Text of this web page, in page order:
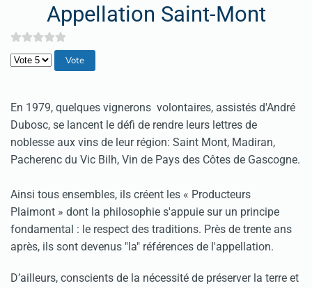
Appellation Saint-Mont
Veuillez voter
En 1979, quelques vignerons volontaires, assistés d'André
Dubosc, se lancent le défi de rendre leurs lettres de
noblesse aux vins de leur région: Saint Mont, Madiran,
Pacherenc du Vic Bilh, Vin de Pays des Côtes de Gascogne.
Ainsi tous ensembles, ils créent les « Producteurs
Plaimont » dont la philosophie s'appuie sur un principe
fondamental : le respect des traditions. Près de trente ans
après, ils sont devenus "la" références de l'appellation.
D’ailleurs, conscients de la nécessité de préserver la terre et